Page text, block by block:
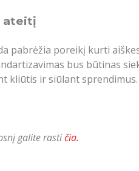
ateitį
pabrėžia poreikį kurti
bus būtinas
kliūtis ir siūlant sprendimus.
galite rastičia.